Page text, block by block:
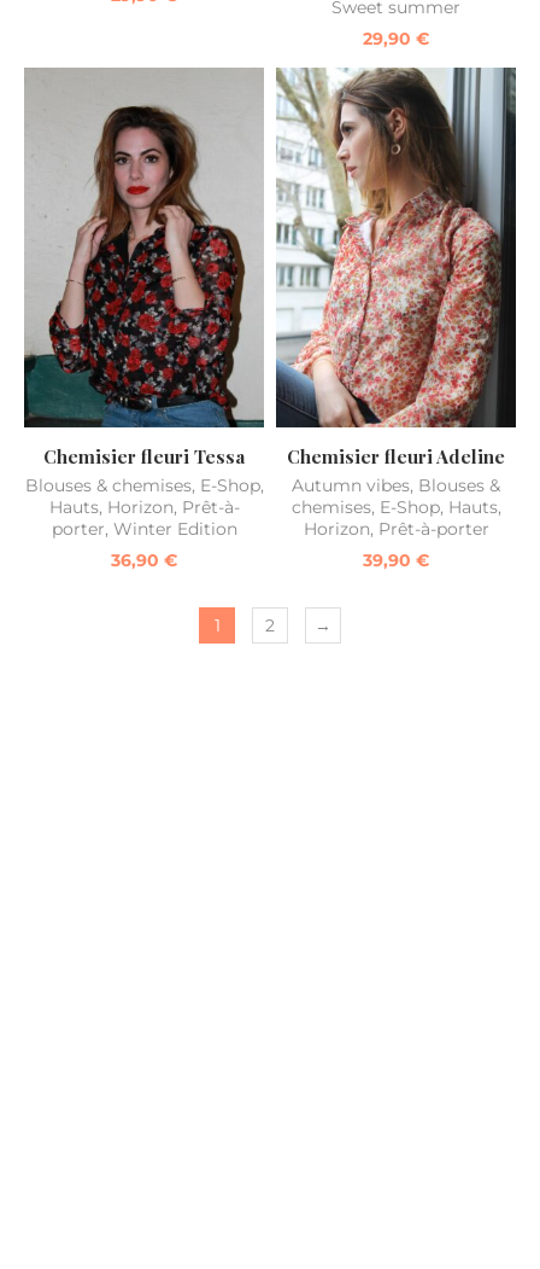
Sweet summer
29,90 €
Chemisier fleuri Tessa
Blouses & chemises, E-Shop,
Hauts, Horizon, Prêt-à-
porter, Winter Edition
36,90 €
Chemisier fleuri Adeline
Autumn vibes, Blouses &
chemises, E-Shop, Hauts,
Horizon, Prêt-à-porter
39,90 €
1 2 →